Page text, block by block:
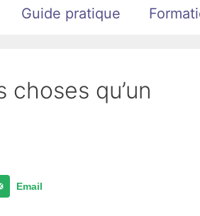
Guide pratique
qu’un
Email